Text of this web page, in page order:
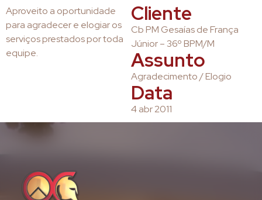
Aproveito a oportunidade
para agradecer e elogiar os
serviços prestados por toda
equipe.
Cliente
Cb PM Gesaías de França
Júnior – 36º BPM/M
Assunto
Agradecimento / Elogio
Data
4 abr 2011